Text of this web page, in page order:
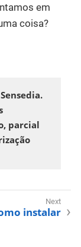
em
coisa?
parcial
instalar